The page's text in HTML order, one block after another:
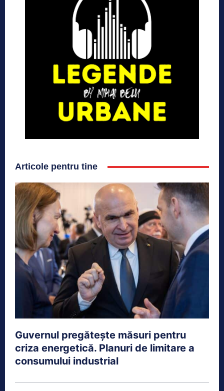
Articole pentru tine
Guvernul pregătește măsuri pentru
criza energetică. Planuri de limitare a
consumului industrial